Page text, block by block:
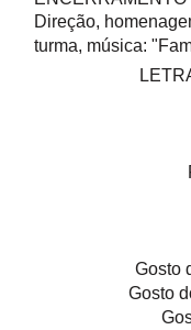
Direção,
turma, música:
Gosto
Gosto